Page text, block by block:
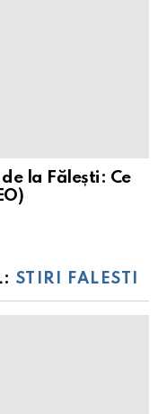
la Fălești: Ce
STIRI FALESTI